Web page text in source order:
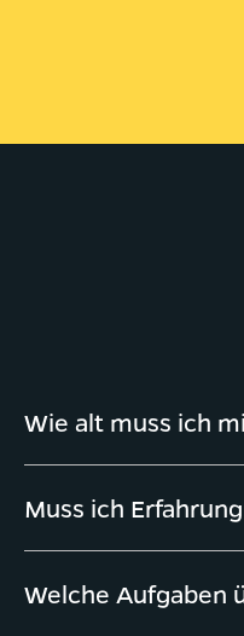
Wie alt muss ich
Muss ich
Welche Aufgaben